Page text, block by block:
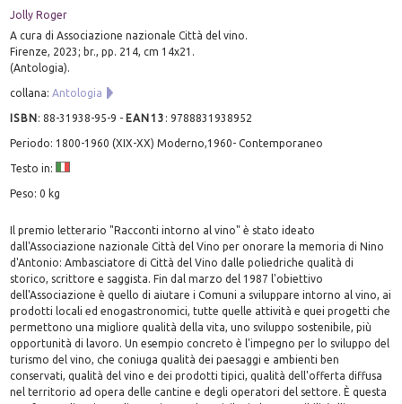
Jolly Roger
A cura di Associazione nazionale Città del vino.
Firenze, 2023; br., pp. 214, cm 14x21.
(Antologia).
collana:Antologia
ISBN:88-31938-95-9 - EAN13 :9788831938952
Periodo: 1800-1960 (XIX-XX) Moderno,1960- Contemporaneo
Testo in:
Peso: 0 kg
Il premio letterario "Racconti intorno al vino" è stato ideato
dall'Associazione nazionale Città del Vino per onorare la memoria di Nino
d'Antonio: Ambasciatore di Città del Vino dalle poliedriche qualità di
storico, scrittore e saggista. Fin dal marzo del 1987 l'obiettivo
dell'Associazione è quello di aiutare i Comuni a sviluppare intorno al vino, ai
prodotti locali ed enogastronomici, tutte quelle attività e quei progetti che
permettono una migliore qualità della vita, uno sviluppo sostenibile, più
opportunità di lavoro. Un esempio concreto è l'impegno per lo sviluppo del
turismo del vino, che coniuga qualità dei paesaggi e ambienti ben
conservati, qualità del vino e dei prodotti tipici, qualità dell'offerta diffusa
nel territorio ad opera delle cantine e degli operatori del settore. È questa